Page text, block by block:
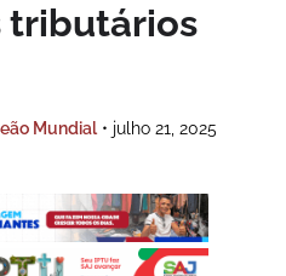
tributários
Mundial • julho 21, 2025